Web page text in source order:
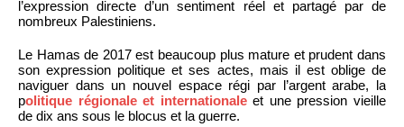
l’expression directe d’un sentiment réel et partagé par de
nombreux Palestiniens.
Le Hamas de 2017 est beaucoup plus mature et prudent dans
son expression politique et ses actes, mais il est oblige de
naviguer dans un nouvel espace régi par l’argent arabe, la
politique régionale et internationaleet une pression vieille
de dix ans sous le blocus et la guerre.